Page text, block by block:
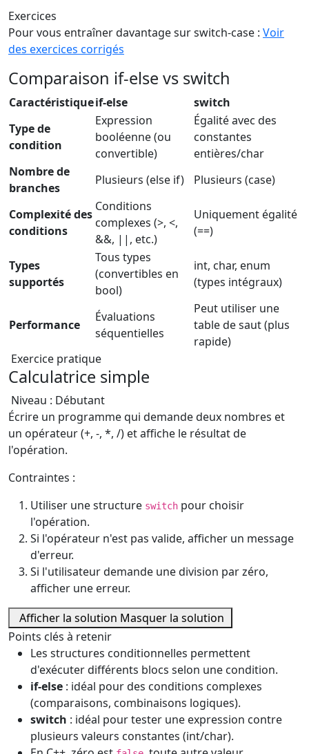
Exercices
Pour vous entraîner davantage sur switch-case : Voir
des exercices corrigés
Comparaison if-else vs switch
Caractéristiqueif-else
switch
Type de
condition
Expression
booléenne (ou
convertible)
Égalité avec des
constantes
entières/char
Nombre de
branches
Plusieurs (else if) Plusieurs (case)
Complexité des
conditions
Conditions
complexes (>, <,
&&, ||, etc.)
Uniquement égalité
(==)
Types
supportés
Tous types
(convertibles en
bool)
int, char, enum
(types intégraux)
Performance
Évaluations
séquentielles
Peut utiliser une
table de saut (plus
rapide)
Exercice pratique
Calculatrice simple
Niveau : Débutant
Écrire un programme qui demande deux nombres et
un opérateur (+, -, *, /) et affiche le résultat de
l'opération.
Contraintes :
Utiliser une structure switch pour choisir
l'opération.
Si l'opérateur n'est pas valide, afficher un message
d'erreur.
Si l'utilisateur demande une division par zéro,
afficher une erreur.
Afficher la solution Masquer la solution
Points clés à retenir
Les structures conditionnelles permettent
d'exécuter différents blocs selon une condition.
if-else : idéal pour des conditions complexes
(comparaisons, combinaisons logiques).
switch : idéal pour tester une expression contre
plusieurs valeurs constantes (int/char).